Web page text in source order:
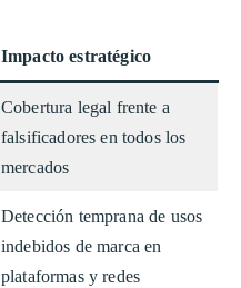
Impacto estratégico
Cobertura legal frente a
falsificadores en todos los
mercados
Detección temprana de usos
indebidos de marca en
plataformas y redes